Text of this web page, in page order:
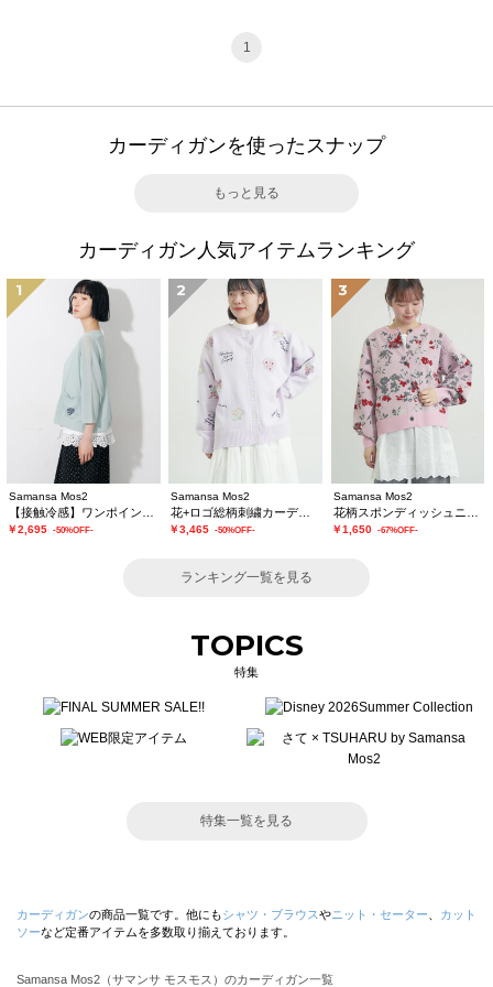
1
カーディガンを使ったスナップ
もっと見る
カーディガン人気アイテムランキング
1
Samansa Mos2
￥2,695 -50%OFF-
2
Samansa Mos2
￥3,465 -50%OFF-
3
Samansa Mos2
￥1,650 -67%OFF-
ランキング一覧を見る
TOPICS
特集
特集一覧を見る
カーディガンの商品一覧です。他にもシャツ・ブラウスやニット・セーター
カット
ソーなど定番アイテムを多数取り揃えております。
Samansa Mos2（サマンサ モスモス）のカーディガン一覧